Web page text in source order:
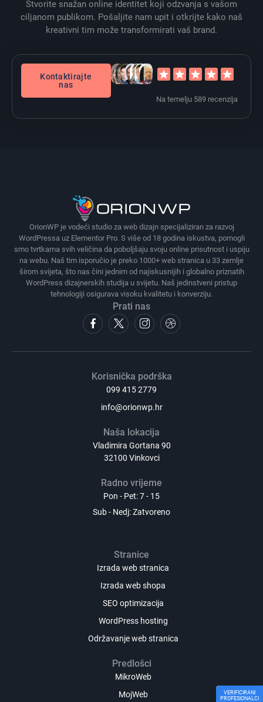
Stvorite snažan online identitet koji odzvanja s vašom
ciljanom publikom. Pošaljite nam upit i otkrijte kako naš
kreativni tim može transformirati vaš brand.
Kontaktirajte
nas
Na temelju 589 recenzija
OrionWP je vodeći studio za web dizajn specijaliziran za razvoj
WordPressa uz Elementor Pro. S više od 18 godina iskustva, pomogli
smo tvrtkama svih veličina da poboljšaju svoju online prisutnost i uspiju
na webu. Naš tim isporučio je preko 1000+ web stranica u 33 zemlje
širom svijeta, što nas čini jednim od najiskusnijih i globalno priznatih
WordPress dizajnerskih studija u svijetu. Naš jedinstveni pristup
tehnologiji osigurava visoku kvalitetu i konverziju.
Prati nas
Korisnička podrška
099 415 2779
info@orionwp.hr
Naša lokacija
Vladimira Gortana 90
32100 Vinkovci
Radno vrijeme
Pon - Pet: 7 - 15
Sub - Nedj: Zatvoreno
Stranice
Izrada web stranica
Izrada web shopa
SEO optimizacija
WordPress hosting
Održavanje web stranica
Predlošci
MikroWeb
MojWeb
VERIFICIRANI
PROFESIONALCI